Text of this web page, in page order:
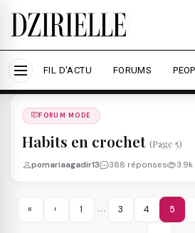
Nous utilisons des cookies
expérience et mesurer
Accepter tout
FIL D'ACTU FORUMS
Forums
FORUM MODE
Habits en crochet (Page 5)
pomariaagadir13 388 réponses
« ‹ 1 … 3 4 5